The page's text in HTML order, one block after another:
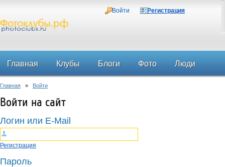
Войти Регистрация
Главная Клубы Блоги Фото Люди
Форум
Главная » Войти
Войти на сайт
Логин или E-Mail
Регистрация
Пароль